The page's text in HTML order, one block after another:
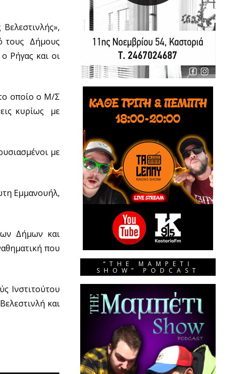
τους Δήμους
Ρήγας και οι
οποίο ο Μ/Σ
κυρίως με
με
Εμμανουήλ,
Δήμων και
που
Ινστιτούτου
και
“THE MAMPETI
SHOW” PODCAST